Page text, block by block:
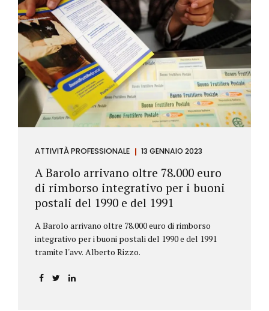
ATTIVITÀ PROFESSIONALE 13 GENNAIO 2023
A Barolo arrivano oltre 78.000 euro
di rimborso integrativo per i buoni
postali del 1990 e del 1991
A Barolo arrivano oltre 78.000 euro di rimborso
integrativo per i buoni postali del 1990 e del 1991
tramite l'avv. Alberto Rizzo.